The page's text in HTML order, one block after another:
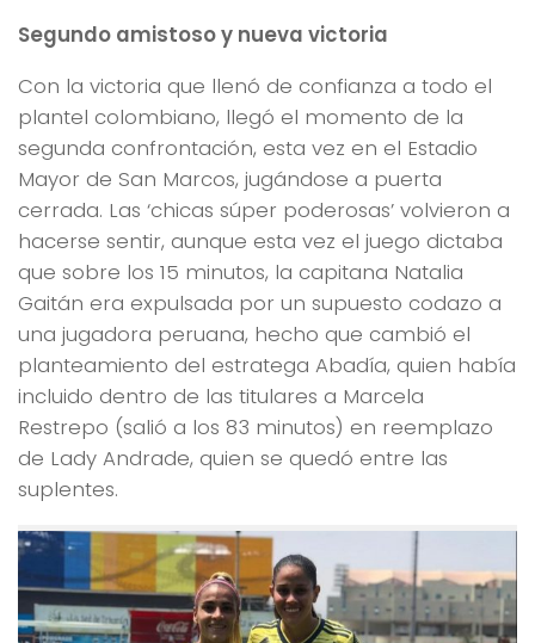
Segundo amistoso y nueva victoria
Con la victoria que llenó de confianza a todo el
plantel colombiano, llegó el momento de la
segunda confrontación, esta vez en el Estadio
Mayor de San Marcos, jugándose a puerta
cerrada. Las ‘chicas súper poderosas’ volvieron a
hacerse sentir, aunque esta vez el juego dictaba
que sobre los 15 minutos, la capitana Natalia
Gaitán era expulsada por un supuesto codazo a
una jugadora peruana, hecho que cambió el
planteamiento del estratega Abadía, quien había
incluido dentro de las titulares a Marcela
Restrepo (salió a los 83 minutos) en reemplazo
de Lady Andrade, quien se quedó entre las
suplentes.